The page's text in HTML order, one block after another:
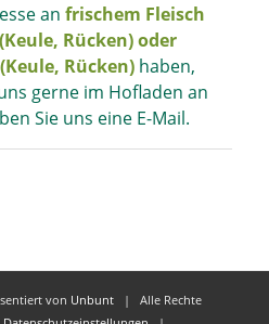
an frischem Fleisch
Rücken) oder
Rücken)haben,
gerne im Hofladen an
Sie uns eine E-Mail.
von Unbunt| Alle Rechte